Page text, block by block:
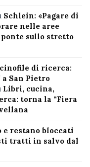
Schlein: «Pagare di
nelle aree
sullo stretto
di ricerca:
San Pietro
Libri, cucina,
torna la “Fiera
restano bloccati
tratti in salvo dal